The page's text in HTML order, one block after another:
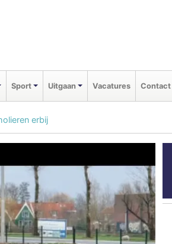
Sport Uitgaan Vacatures Contact
erbij